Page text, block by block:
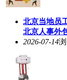
北京当地员
北京人事外
2026-07-14